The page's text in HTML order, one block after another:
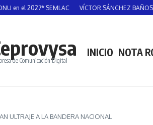
2027* SEMLAC VÍCTOR SÁNCHEZ BAÑOS
de Comunicación Digital
INICIO NOTA
ULTRAJE A LA BANDERA NACIONAL